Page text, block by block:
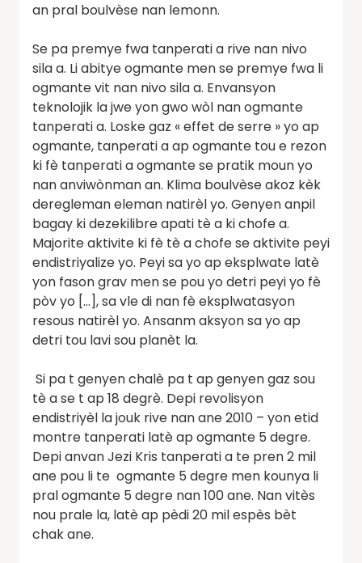
an pral boulvèse nan lemonn.
Se pa premye fwa tanperati a rive nan nivo
sila a. Li abitye ogmante men se premye fwa li
ogmante vit nan nivo sila a. Envansyon
teknolojik la jwe yon gwo wòl nan ogmante
tanperati a. Loske gaz « effet de serre » yo ap
ogmante, tanperati a ap ogmante tou e rezon
ki fè tanperati a ogmante se pratik moun yo
nan anviwònman an. Klima boulvèse akoz kèk
deregleman eleman natirèl yo. Genyen anpil
bagay ki dezekilibre apati tè a ki chofe a.
Majorite aktivite ki fè tè a chofe se aktivite peyi
endistriyalize yo. Peyi sa yo ap eksplwate latè
yon fason grav men se pou yo detri peyi yo fè
pòv yo […], sa vle di nan fè eksplwatasyon
resous natirèl yo. Ansanm aksyon sa yo ap
detri tou lavi sou planèt la.
Si pa t genyen chalè pa t ap genyen gaz sou
tè a se t ap 18 degrè. Depi revolisyon
endistriyèl la jouk rive nan ane 2010 – yon etid
montre tanperati latè ap ogmante 5 degre.
Depi anvan Jezi Kris tanperati a te pren 2 mil
ane pou li te ogmante 5 degre men kounya li
pral ogmante 5 degre nan 100 ane. Nan vitès
nou prale la, latè ap pèdi 20 mil espès bèt
chak ane.